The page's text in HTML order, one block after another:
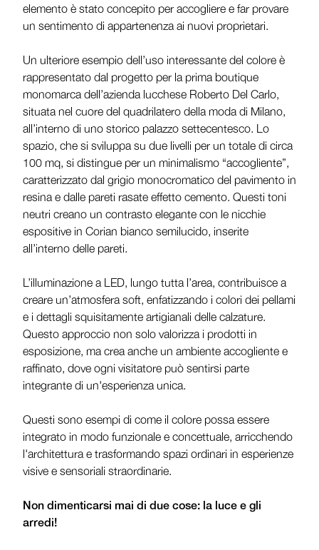
elemento è stato concepito per accogliere e far provare
un sentimento di appartenenza ai nuovi proprietari.
Un ulteriore esempio dell’uso interessante del colore è
rappresentato dal progetto per la prima boutique
monomarca dell’azienda lucchese Roberto Del Carlo,
situata nel cuore del quadrilatero della moda di Milano,
all’interno di uno storico palazzo settecentesco. Lo
spazio, che si sviluppa su due livelli per un totale di circa
100 mq, si distingue per un minimalismo “accogliente”,
caratterizzato dal grigio monocromatico del pavimento in
resina e dalle pareti rasate effetto cemento. Questi toni
neutri creano un contrasto elegante con le nicchie
espositive in Corian bianco semilucido, inserite
all’interno delle pareti.
L’illuminazione a LED, lungo tutta l’area, contribuisce a
creare un’atmosfera soft, enfatizzando i colori dei pellami
e i dettagli squisitamente artigianali delle calzature.
Questo approccio non solo valorizza i prodotti in
esposizione, ma crea anche un ambiente accogliente e
raffinato, dove ogni visitatore può sentirsi parte
integrante di un'esperienza unica.
Questi sono esempi di come il colore possa essere
integrato in modo funzionale e concettuale, arricchendo
l'architettura e trasformando spazi ordinari in esperienze
visive e sensoriali straordinarie.
Non dimenticarsi mai di due cose: la luce e gli
arredi!